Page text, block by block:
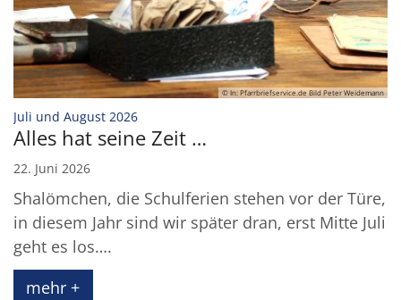
© In: Pfarrbriefservice.de Bild Peter Weidemann
Juli und August 2026:
Alles hat seine Zeit …
22. Juni 2026
Shalömchen, die Schulferien stehen vor der Türe,
in diesem Jahr sind wir später dran, erst Mitte Juli
geht es los….
mehr +